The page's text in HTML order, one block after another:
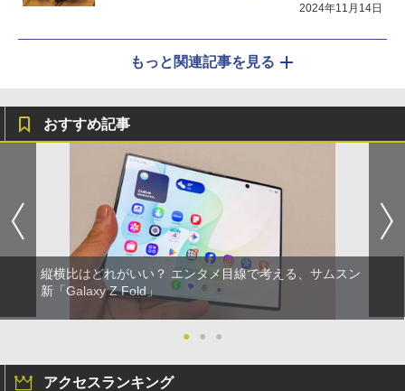
2024年11月14日
もっと関連記事を見る
おすすめ記事
縦横比はどれがいい？ エンタメ目線で考える、サムスン
新「Galaxy Z Fold」
● ● ●
アクセスランキング